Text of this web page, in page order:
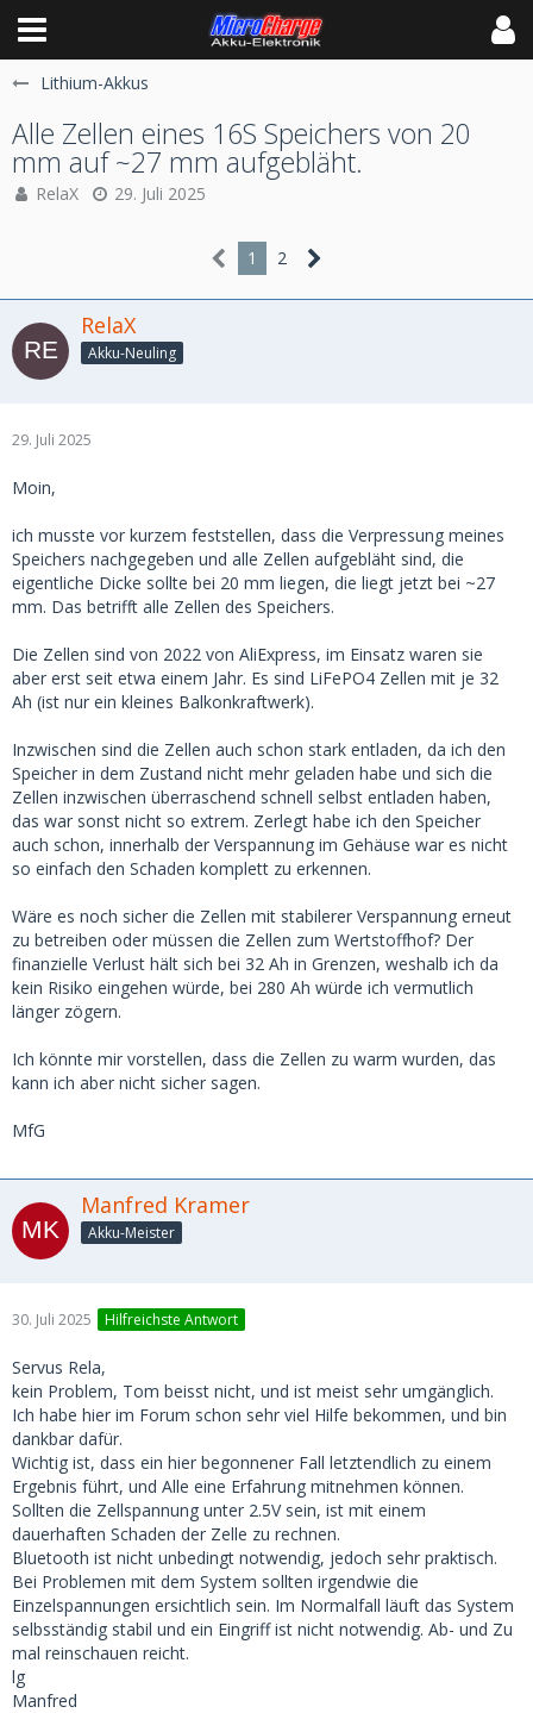
Lithium-Akkus
Alle Zellen eines 16S Speichers von 20
mm auf ~27 mm aufgebläht.
RelaX 29. Juli 2025
1 2
RelaX
Akku-Neuling
29. Juli 2025
Moin,
ich musste vor kurzem feststellen, dass die Verpressung meines
Speichers nachgegeben und alle Zellen aufgebläht sind, die
eigentliche Dicke sollte bei 20 mm liegen, die liegt jetzt bei ~27
mm. Das betrifft alle Zellen des Speichers.
Die Zellen sind von 2022 von AliExpress, im Einsatz waren sie
aber erst seit etwa einem Jahr. Es sind LiFePO4 Zellen mit je 32
Ah (ist nur ein kleines Balkonkraftwerk).
Inzwischen sind die Zellen auch schon stark entladen, da ich den
Speicher in dem Zustand nicht mehr geladen habe und sich die
Zellen inzwischen überraschend schnell selbst entladen haben,
das war sonst nicht so extrem. Zerlegt habe ich den Speicher
auch schon, innerhalb der Verspannung im Gehäuse war es nicht
so einfach den Schaden komplett zu erkennen.
Wäre es noch sicher die Zellen mit stabilerer Verspannung erneut
zu betreiben oder müssen die Zellen zum Wertstoffhof? Der
finanzielle Verlust hält sich bei 32 Ah in Grenzen, weshalb ich da
kein Risiko eingehen würde, bei 280 Ah würde ich vermutlich
länger zögern.
Ich könnte mir vorstellen, dass die Zellen zu warm wurden, das
kann ich aber nicht sicher sagen.
MfG
Manfred Kramer
Akku-Meister
30. Juli 2025 Hilfreichste Antwort
Servus Rela,
kein Problem, Tom beisst nicht, und ist meist sehr umgänglich.
Ich habe hier im Forum schon sehr viel Hilfe bekommen, und bin
dankbar dafür.
Wichtig ist, dass ein hier begonnener Fall letztendlich zu einem
Ergebnis führt, und Alle eine Erfahrung mitnehmen können.
Sollten die Zellspannung unter 2.5V sein, ist mit einem
dauerhaften Schaden der Zelle zu rechnen.
Bluetooth ist nicht unbedingt notwendig, jedoch sehr praktisch.
Bei Problemen mit dem System sollten irgendwie die
Einzelspannungen ersichtlich sein. Im Normalfall läuft das System
selbsständig stabil und ein Eingriff ist nicht notwendig. Ab- und Zu
mal reinschauen reicht.
lg
Manfred